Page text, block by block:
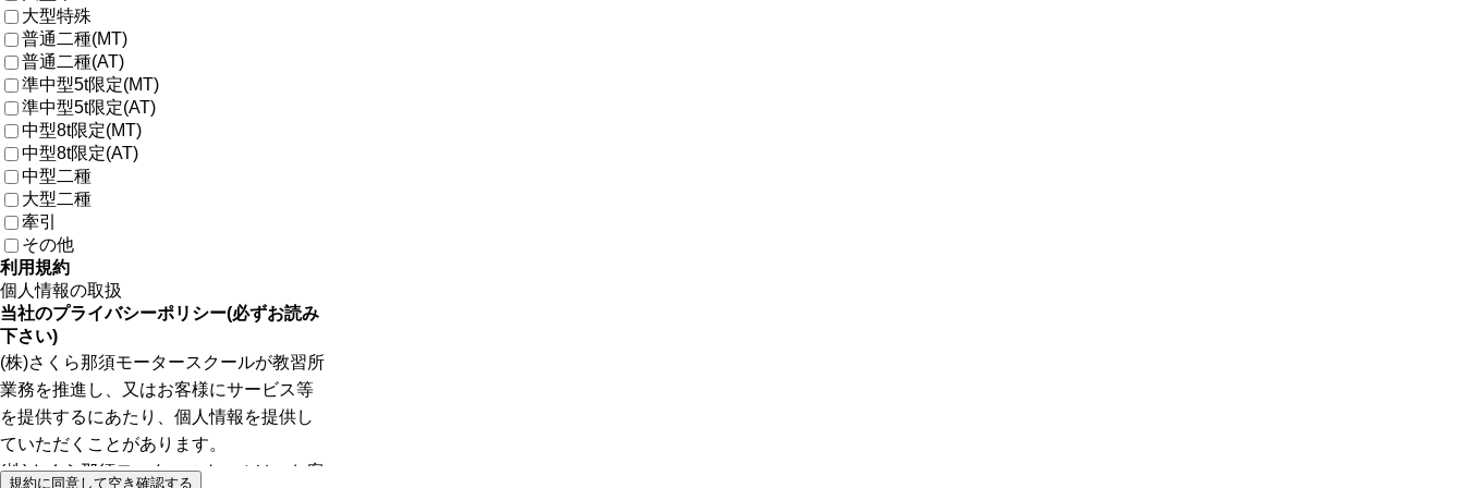
大型特殊
普通二種(MT)
普通二種(AT)
準中型5t限定(MT)
準中型5t限定(AT)
中型8t限定(MT)
中型8t限定(AT)
中型二種
大型二種
牽引
その他
利用規約
個人情報の取扱
規約に同意して空き確認する